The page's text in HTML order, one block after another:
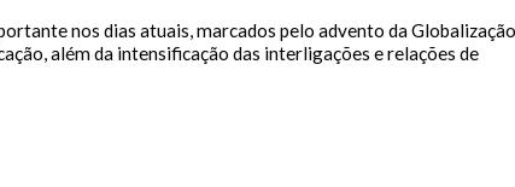
nos dias atuais, marcados pelo advento da
além da intensificação das interligações e relações de